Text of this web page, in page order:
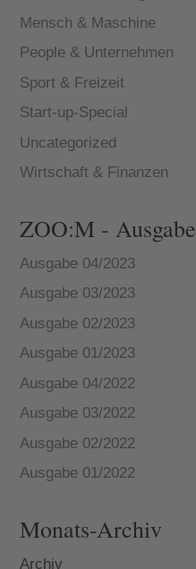
Mensch & Maschine
People & Unternehmen
Sport & Freizeit
Start-up-Special
Uncategorized
Wirtschaft & Finanzen
ZOO:M - Ausgabe
Ausgabe 04/2023
Ausgabe 03/2023
Ausgabe 02/2023
Ausgabe 01/2023
Ausgabe 04/2022
Ausgabe 03/2022
Ausgabe 02/2022
Ausgabe 01/2022
Monats-Archiv
Archiv